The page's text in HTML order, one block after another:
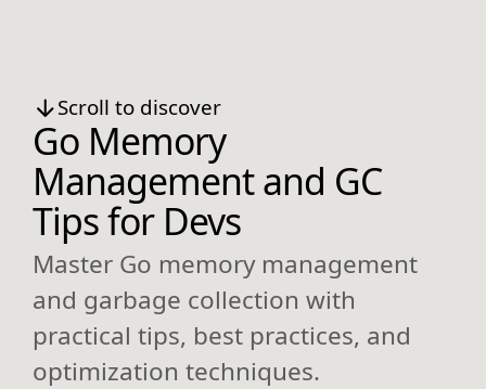
Scroll to discover
Go Memory
Management and GC
Tips for Devs
Master Go memory management
and garbage collection with
practical tips, best practices, and
optimization techniques.